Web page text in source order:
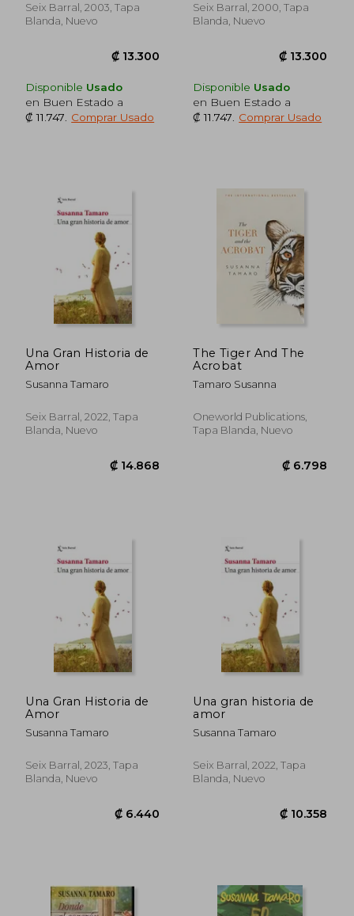
Seix Barral, 2003, Tapa
Blanda, Nuevo
Disponible Usado
en Buen Estado a
₡ 11.747
Comprar Usado
Seix Barral, 2000, Tapa
Blanda, Nuevo
Disponible Usado
en Buen Estado a
₡ 11.747
Comprar Usado
Una Gran Historia de
Amor
Susanna Tamaro
Seix Barral, 2022, Tapa
Blanda, Nuevo
₡ 14.868
The Tiger And The
Acrobat
Tamaro Susanna
Oneworld Publications,
Tapa Blanda, Nuevo
Una Gran Historia de
Amor
Susanna Tamaro
Seix Barral, 2023, Tapa
Blanda, Nuevo
Una gran historia de
amor
Susanna Tamaro
Seix Barral, 2022, Tapa
Blanda, Nuevo